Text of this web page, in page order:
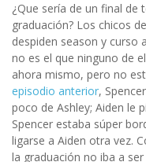
¿Que sería de un final de
graduación? Los chicos
despiden season y curso
no es el que ninguno de
ahora mismo, pero no
episodio anterior,
poco de Ashley; Aiden le
Spencer estaba súper
ligarse a Aiden otra vez.
la graduación no iba a